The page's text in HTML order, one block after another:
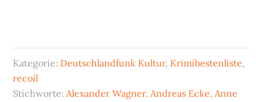
Kategorie: Deutschlandfunk Kultur, Krimibestenliste,
recoil
Stichworte:Alexander Wagner,Andreas Ecke,Anne